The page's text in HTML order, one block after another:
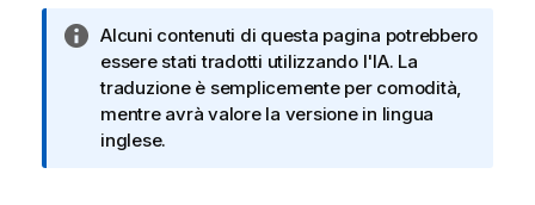
Alcuni contenuti di questa pagina potrebbero
essere stati tradotti utilizzando l'IA. La
traduzione è semplicemente per comodità,
mentre avrà valore la versione in lingua
inglese.